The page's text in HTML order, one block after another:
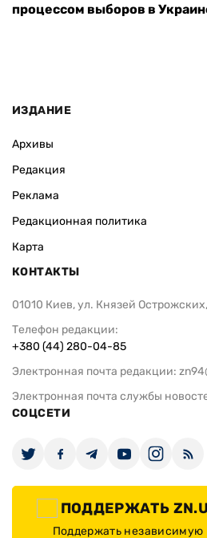
процессом выборов в
ИЗДАНИЕ
Архивы
Редакция
Реклама
Редакционная политика
Карта
КОНТАКТЫ
01010 Киев, ул. Князей
Телефон редакции:
+380 (44) 280-04-85
Электронная почта редакции:
Электронная почта службы
СОЦСЕТИ
ПОДДЕРЖАТЬ
Поддержать независимую